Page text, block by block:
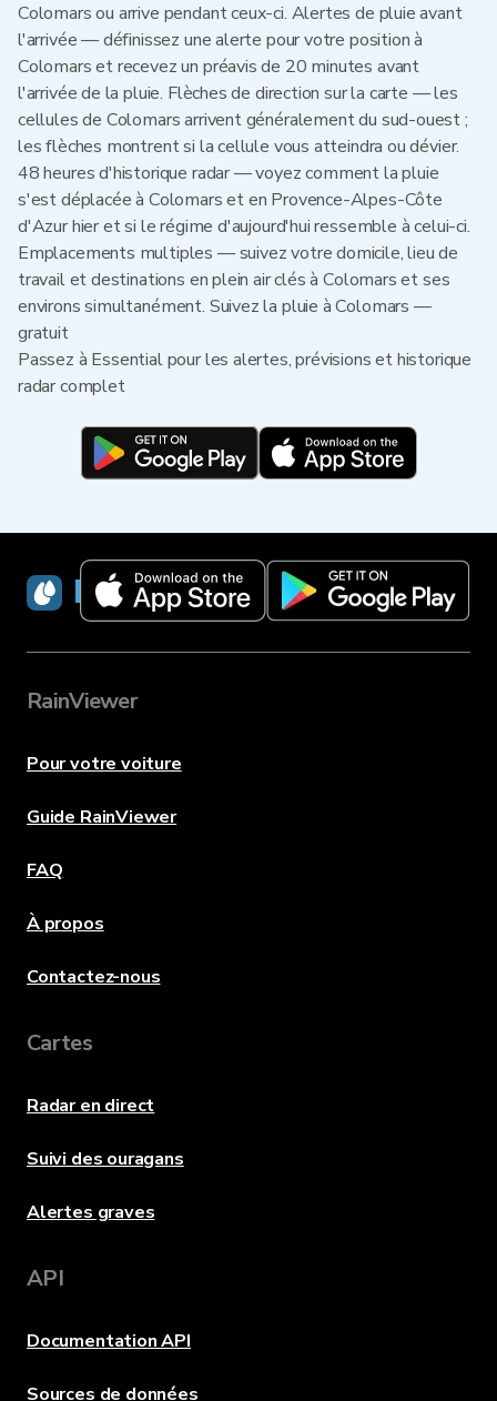
Colomars ou arrive pendant ceux-ci. Alertes de pluie avant
l'arrivée — définissez une alerte pour votre position à
Colomars et recevez un préavis de 20 minutes avant
l'arrivée de la pluie. Flèches de direction sur la carte — les
cellules de Colomars arrivent généralement du sud-ouest ;
les flèches montrent si la cellule vous atteindra ou dévier.
48 heures d'historique radar — voyez comment la pluie
s'est déplacée à Colomars et en Provence-Alpes-Côte
d'Azur hier et si le régime d'aujourd'hui ressemble à celui-ci.
Emplacements multiples — suivez votre domicile, lieu de
travail et destinations en plein air clés à Colomars et ses
environs simultanément. Suivez la pluie à Colomars —
gratuit
Passez à Essential pour les alertes, prévisions et historique
radar complet
RainViewer
RainViewer
Pour votre voiture
Guide RainViewer
FAQ
À propos
Contactez-nous
Cartes
Radar en direct
Suivi des ouragans
Alertes graves
API
Documentation API
Sources de données